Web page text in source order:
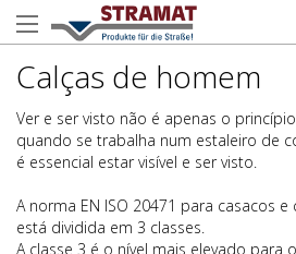
Calças de homem
Ver e ser visto não é apenas o
quando se trabalha num estaleiro de
é essencial estar visível e ser visto.
A norma EN ISO 20471 para casacos
está dividida em 3 classes.
A classe 3 é o nível mais elevado para